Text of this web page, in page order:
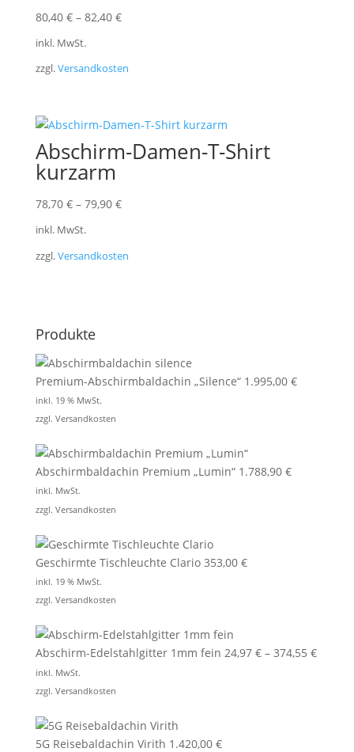
80,40 €– 82,40 €
inkl. MwSt.
zzgl.Versandkosten
Abschirm-Damen-T-Shirt
kurzarm
78,70 €– 79,90 €
inkl. MwSt.
zzgl.Versandkosten
Produkte
Premium-Abschirmbaldachin „Silence“ 1.995,00 €
inkl. 19 % MwSt.
zzgl. Versandkosten
Abschirmbaldachin Premium „Lumin“ 1.788,90 €
inkl. MwSt.
zzgl. Versandkosten
Geschirmte Tischleuchte Clario 353,00 €
inkl. 19 % MwSt.
zzgl. Versandkosten
Abschirm-Edelstahlgitter 1mm fein 24,97 €– 374,55 €
inkl. MwSt.
zzgl. Versandkosten
5G Reisebaldachin Virith 1.420,00 €